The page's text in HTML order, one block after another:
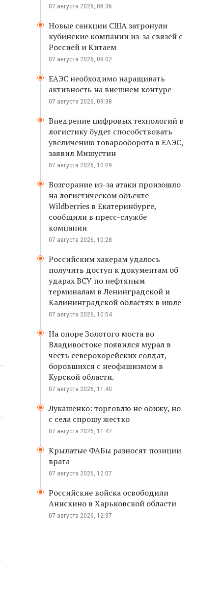
07 августа 2026, 08:36
Новые санкции США затронули
кубинские компании из-за связей с
Россией и Китаем
07 августа 2026, 09:02
ЕАЭС необходимо наращивать
активность на внешнем контуре
07 августа 2026, 09:38
Внедрение цифровых технологий в
логистику будет способствовать
увеличению товарооборота в ЕАЭС,
заявил Мишустин
07 августа 2026, 10:09
Возгорание из-за атаки произошло
на логистическом объекте
Wildberries в Екатеринбурге,
сообщили в пресс-службе
компании
07 августа 2026, 10:28
Российским хакерам удалось
получить доступ к документам об
ударах ВСУ по нефтяным
терминалам в Ленинградской и
Калининградской областях в июле
07 августа 2026, 10:54
На опоре Золотого моста во
Владивостоке появился мурал в
честь северокорейских солдат,
боровшихся с неофашизмом в
Курской области.
07 августа 2026, 11:40
Лукашенко: торговлю не обижу, но
с села спрошу жестко
07 августа 2026, 11:47
Крылатые ФАБы разносят позиции
врага
07 августа 2026, 12:07
Российские войска освободили
Анискино в Харьковской области
07 августа 2026, 12:37